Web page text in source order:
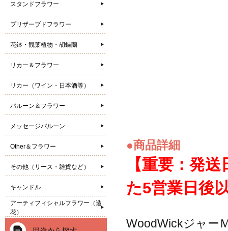
●商品詳細
【重要：発
た5営業日後
WoodWickジャー
スタンドフラワー
プリザーブドフラワー
花鉢・観葉植物・胡蝶蘭
リカー＆フラワー
リカー（ワイン・日本酒等）
バルーン＆フラワー
メッセージバルーン
Other＆フラワー
その他（リース・雑貨など）
キャンドル
アーティフィシャルフラワー（造
花）